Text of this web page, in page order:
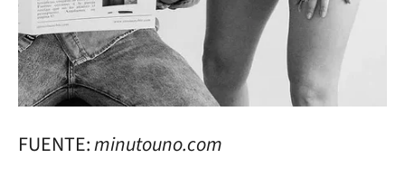
FUENTE:minutouno.com